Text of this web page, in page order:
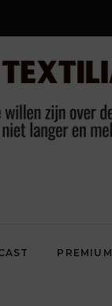
PREMIUM